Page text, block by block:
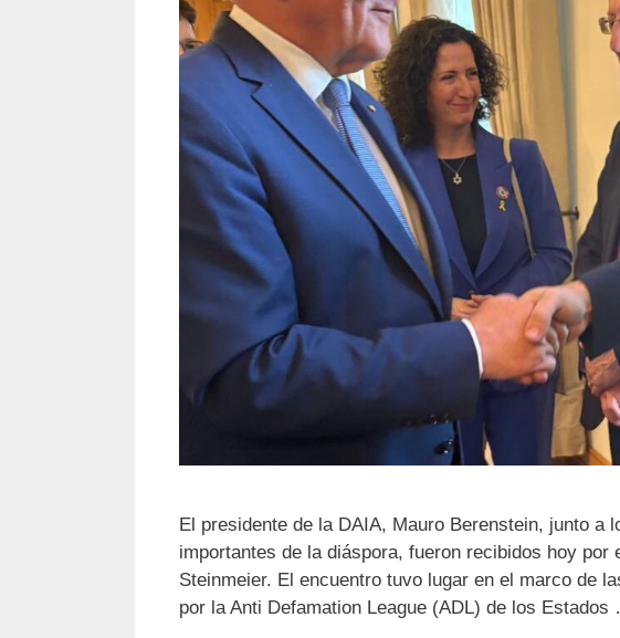
El presidente de la DAIA, Mauro Berenstein, junto a
importantes de la diáspora, fueron recibidos hoy por
Steinmeier. El encuentro tuvo lugar en el marco de
por la Anti Defamation League (ADL) de los Estados